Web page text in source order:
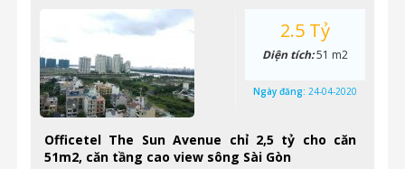
Officetel The Sun Avenue chỉ 2,5 tỷ cho căn
51m2, căn tầng cao view sông Sài Gòn
2.5 Tỷ
Diện tích:51 m2
Ngày đăng: 24-04-2020